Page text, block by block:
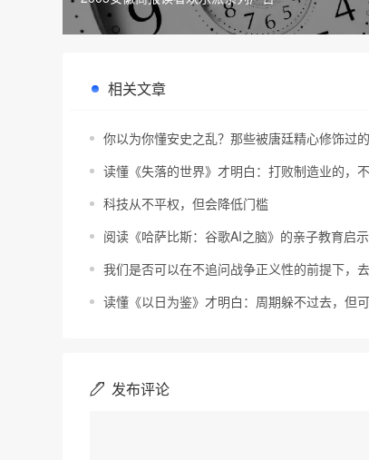
相关文章
你以为你懂安史之乱？那些被唐廷精心修饰过
读懂《失落的世界》才明白：打败制造业的，
科技从不平权，但会降低门槛
阅读《哈萨比斯：谷歌AI之脑》的亲子教育启示
我们是否可以在不追问战争正义性的前提下，
读懂《以日为鉴》才明白：周期躲不过去，但
发布评论